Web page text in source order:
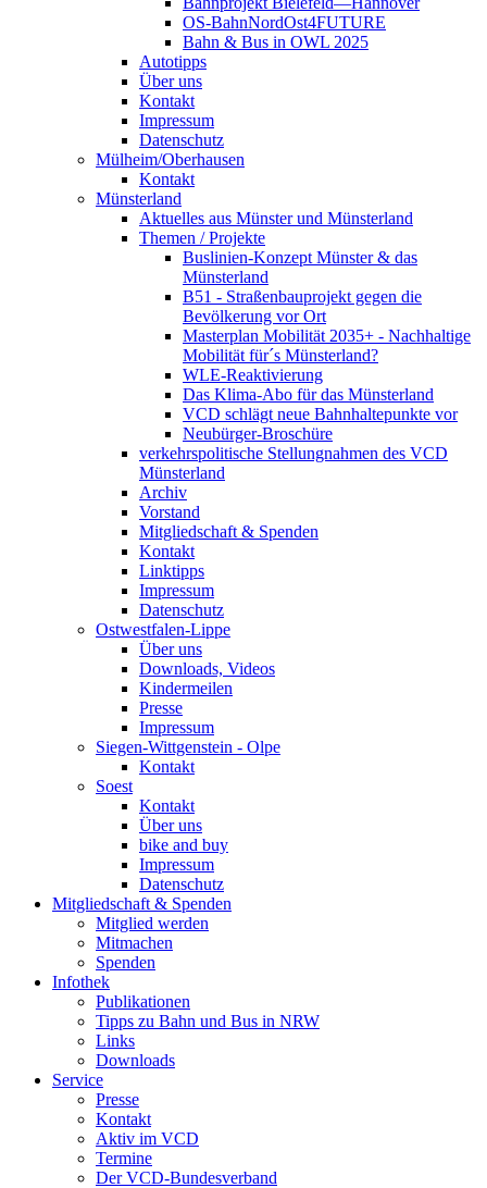
OS-BahnNordOst4FUTURE
Bahn & Bus in OWL 2025
Autotipps
Über uns
Kontakt
Impressum
Datenschutz
Mülheim/Oberhausen
Kontakt
Münsterland
Aktuelles aus Münster und Münsterland
Themen / Projekte
Buslinien-Konzept Münster & das
Münsterland
B51 - Straßenbauprojekt gegen die
Bevölkerung vor Ort
Masterplan Mobilität 2035+ - Nachhaltige
Mobilität für´s Münsterland?
WLE-Reaktivierung
Das Klima-Abo für das Münsterland
VCD schlägt neue Bahnhaltepunkte vor
Neubürger-Broschüre
verkehrspolitische Stellungnahmen des VCD
Münsterland
Archiv
Vorstand
Mitgliedschaft & Spenden
Kontakt
Linktipps
Impressum
Datenschutz
Ostwestfalen-Lippe
Über uns
Downloads, Videos
Kindermeilen
Presse
Impressum
Siegen-Wittgenstein - Olpe
Kontakt
Soest
Kontakt
Über uns
bike and buy
Impressum
Datenschutz
Mitgliedschaft & Spenden
Mitglied werden
Mitmachen
Spenden
Infothek
Publikationen
Tipps zu Bahn und Bus in NRW
Links
Downloads
Service
Presse
Kontakt
Aktiv im VCD
Termine
Der VCD-Bundesverband